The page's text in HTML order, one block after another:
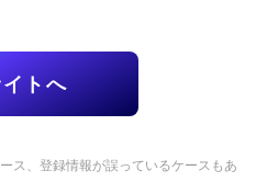
トへ
ス、登録情報が誤っているケースもあ